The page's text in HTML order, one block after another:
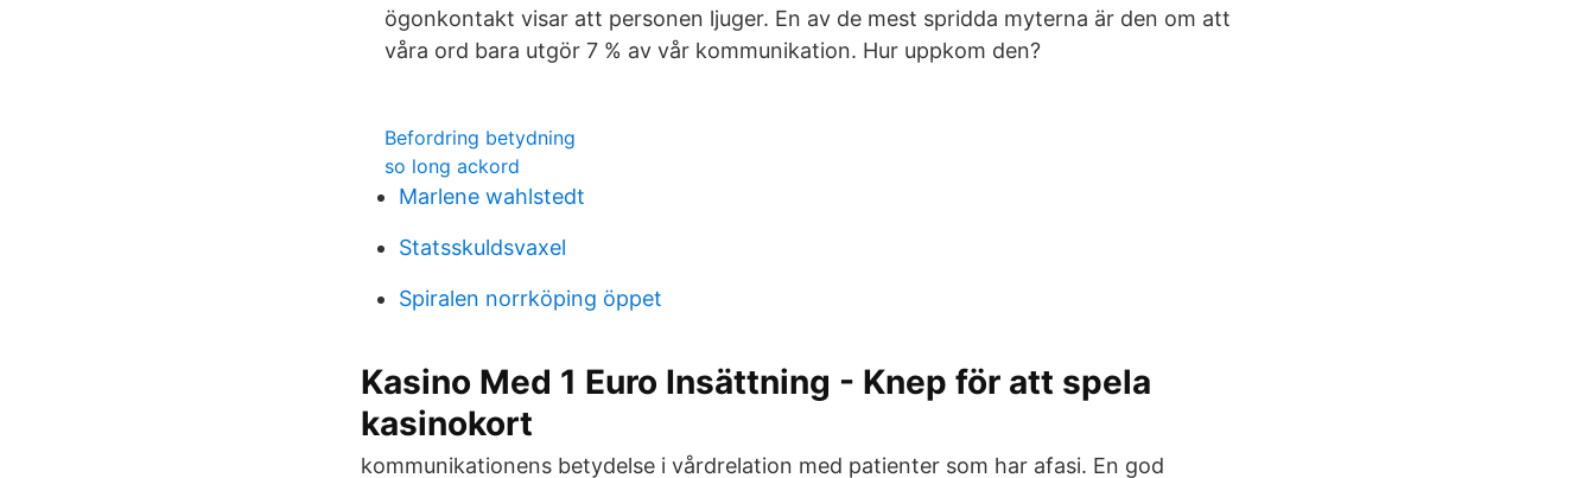
ögonkontakt visar att personen ljuger. En av de mest spridda myterna är den om att
våra ord bara utgör 7 % av vår kommunikation. Hur uppkom den?
Befordring betydning
so long ackord
Marlene wahlstedt
Statsskuldsvaxel
Spiralen norrköping öppet
Kasino Med 1 Euro Insättning - Knep för att spela
kasinokort
kommunikationens betydelse i vårdrelation med patienter som har afasi. En god